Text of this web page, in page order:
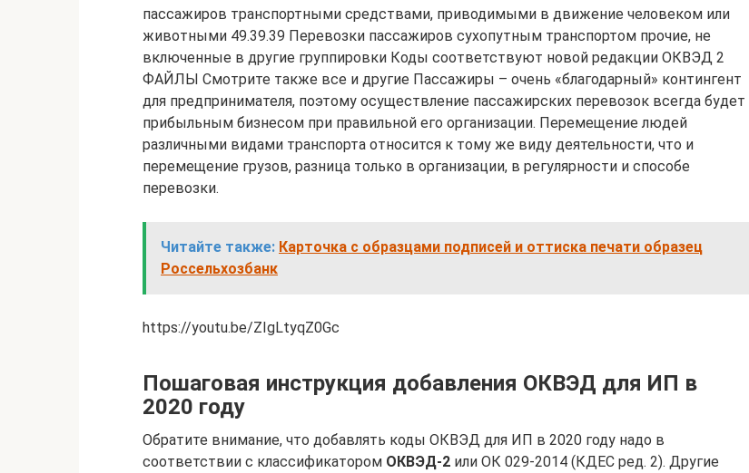
пассажиров транспортными средствами, приводимыми в движение человеком или
животными 49.39.39 Перевозки пассажиров сухопутным транспортом прочие, не
включенные в другие группировки Коды соответствуют новой редакции ОКВЭД 2
ФАЙЛЫ Смотрите также все и другие Пассажиры – очень «благодарный» контингент
для предпринимателя, поэтому осуществление пассажирских перевозок всегда будет
прибыльным бизнесом при правильной его организации. Перемещение людей
различными видами транспорта относится к тому же виду деятельности, что и
перемещение грузов, разница только в организации, в регулярности и способе
перевозки.
Читайте также: Карточка с образцами подписей и оттиска печати образец
Россельхозбанк
https://youtu.be/ZIgLtyqZ0Gc
Пошаговая инструкция добавления ОКВЭД для ИП в
2020 году
Обратите внимание, что добавлять коды ОКВЭД для ИП в 2020 году надо в
соответствии с классификатором ОКВЭД-2 или ОК 029-2014 (КДЕС ред. 2). Другие